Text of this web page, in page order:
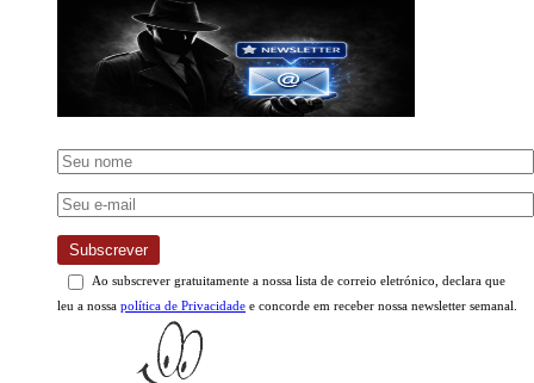
Subscrever
Ao subscrever gratuitamente a nossa lista de correio eletrónico, declara que
leu a nossa política de Privacidade e concorde em receber nossa newsletter semanal.